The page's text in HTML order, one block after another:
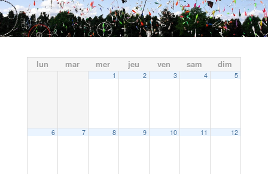
lun mar mer jeu ven sam dim
1 2 3 4 5
6 7 8 9 10 11 12